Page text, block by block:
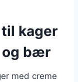
kager
og bær
med creme